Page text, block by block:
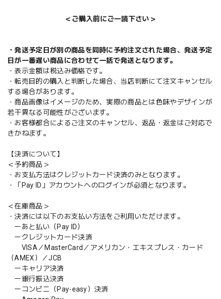
＜ご購入前にご一読下さい＞
・発送予定日が別の商品を同時に予約注文された場合、発送予定
日が一番遅い商品に合わせて一括で発送となります。
・表示金額は税込み価格です。
・転売目的の購入と判断した場合、当店判断にて注文キャンセル
する場合があります。
・商品画像はイメージのため、実際の商品とは色味やデザインが
若干異なる可能性がございます。
・お客様都合によるご注文のキャンセル、返品・返金はご対応で
きかねます。
【決済について】
＜予約商品＞
・お支払方法はクレジットカード決済のみとなります。
・「Pay ID」アカウントへのログインが必須となります。
＜在庫商品＞
・決済には以下のお支払い方法をご利用いただけます。
ーあと払い（Pay ID）
ークレジットカード決済
VISA／MasterCard／アメリカン・エキスプレス・カード
（AMEX）／JCB
ーキャリア決済
ー銀行振込決済
ーコンビニ（Pay-easy）決済